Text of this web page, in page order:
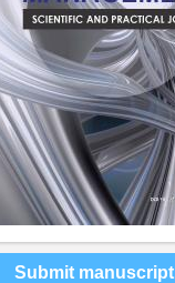
Submit manuscript